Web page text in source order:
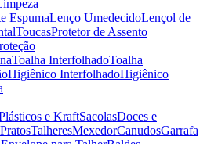
EspumaLenço UmedecidoLençol de
ToucasProtetor de Assento
Toalha InterfolhadoToalha
Higiênico InterfolhadoHigiênico
e KraftSacolasDoces e
PratosTalheresMexedorCanudosGarrafa